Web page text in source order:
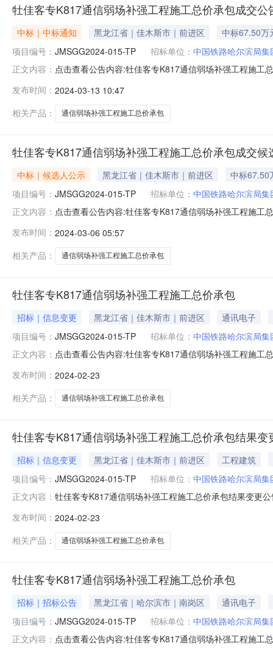
牡佳客专K817通信弱场补强工程施工总价承包成交公
中标｜中标通知 黑龙江省｜佳木斯市｜前进区
中标67.50万
项目编号： JMSGG2024-015-TP 招标单位： 中国铁路哈尔滨局
正文内容： 点击查看公告内容:牡佳客专K817通信弱场补强工程施
包成交公告招标编号：JMSGG2024-015-TP牡佳客专
发布时间： 2024-03-13 10:47
相关产品：
通信弱场补强工程施工总价承包
牡佳客专K817通信弱场补强工程施工总价承包成交候
中标｜候选人公示 黑龙江省｜佳木斯市｜前进区
中标67.50
项目编号： JMSGG2024-015-TP 招标单位： 中国铁路哈尔滨局
正文内容： 点击查看公告内容:牡佳客专K817通信弱场补强工程施
司，投标报价：67.5000万元，质量：满足采购文件要求
发布时间： 2024-03-06 05:57
相关产品：
通信弱场补强工程施工总价承包
牡佳客专K817通信弱场补强工程施工总价承包
招标｜信息变更 黑龙江省｜佳木斯市｜前进区
通讯电子
项目编号： JMSGG2024-015-TP 招标单位： 中国铁路哈尔滨局
正文内容： 点击查看公告内容:牡佳客专K817通信弱场补强工程施
电、变配电、接触网）高级职称；铁路电气化专业（供
人民法院判
发布时间： 2024-02-23
相关产品：
通信弱场补强工程施工总价承包
牡佳客专K817通信弱场补强工程施工总价承包结果变
招标｜信息变更 黑龙江省｜佳木斯市｜前进区
工程建筑
项目编号： JMSGG2024-015-TP 招标单位： 中国铁路哈尔滨局
正文内容： 牡佳客专K817通信弱场补强工程施工总价承包结果变更
资质；原技术负责人具有8年以上从事铁路工程施工技术
级以上职称人员不少于
发布时间： 2024-02-23
相关产品：
通信弱场补强工程施工总价承包
牡佳客专K817通信弱场补强工程施工总价承包
招标｜招标公告 黑龙江省｜哈尔滨市｜南岗区
通讯电子
项目编号： JMSGG2024-015-TP 招标单位： 中国铁路哈尔滨局集
正文内容： 点击查看公告内容:牡佳客专K817通信弱场补强工程施